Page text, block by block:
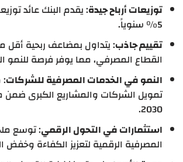
توزيعات أرباح جيدة
5% سنوياً.
تقييم جاذب: يتداول بمضاعف ربحية
القطاع المصرفي، مما يوفر فرصة للنمو
النمو في الخدمات المصرفية للشركات
تمويل الشركات والمشاريع الكبرى ضمن
2030.
استثمارات في التحول الرقمي: توسع
المصرفية الرقمية لتعزيز الكفاءة وخفض